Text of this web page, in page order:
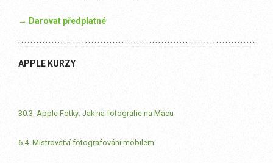
→ Darovat předplatné
APPLE KURZY
30.3. Apple Fotky: Jak na fotografie na Macu
6.4. Mistrovství fotografování mobilem